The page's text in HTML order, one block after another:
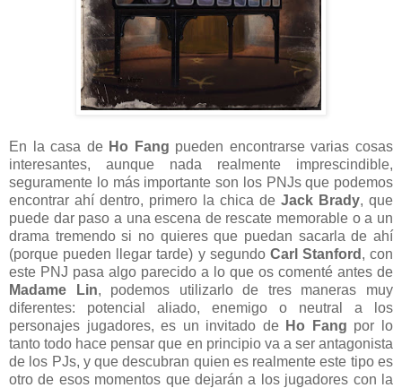
En la casa de Ho Fang pueden encontrarse varias cosas
interesantes, aunque nada realmente imprescindible,
seguramente lo más importante son los PNJs que podemos
encontrar ahí dentro, primero la chica de Jack Brady, que
puede dar paso a una escena de rescate memorable o a un
drama tremendo si no quieres que puedan sacarla de ahí
(porque pueden llegar tarde) y segundo Carl Stanford , con
este PNJ pasa algo parecido a lo que os comenté antes de
Madame Lin, podemos utilizarlo de tres maneras muy
diferentes: potencial aliado, enemigo o neutral a los
personajes jugadores, es un invitado de Ho Fang por lo
tanto todo hace pensar que en principio va a ser antagonista
de los PJs, y que descubran quien es realmente este tipo es
otro de esos momentos que dejarán a los jugadores con la